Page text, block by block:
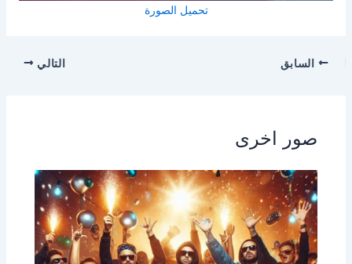
تحميل الصورة
السابق التالي
صور اخرى